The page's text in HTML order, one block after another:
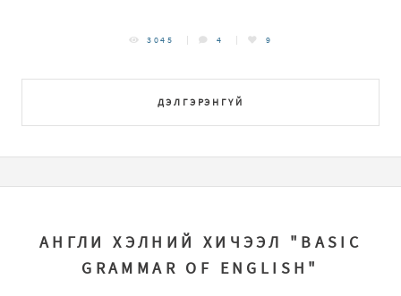
ДЭЛГЭРЭНГҮЙ
3045 4 9
АНГЛИ ХЭЛНИЙ ХИЧЭЭЛ "BASIC
GRAMMAR OF ENGLISH"